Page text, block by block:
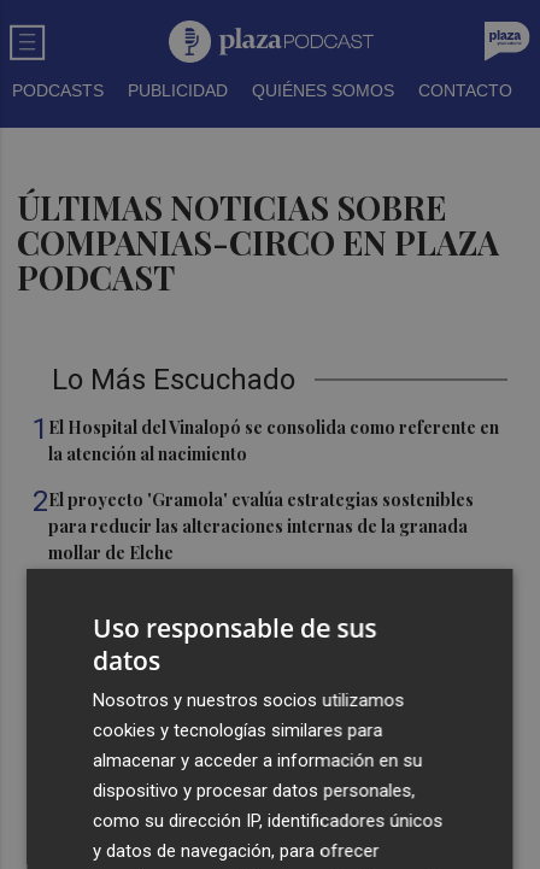
PODCASTS PUBLICIDAD QUIÉNES SOMOS CONTACTO
ÚLTIMAS NOTICIAS SOBRE
COMPANIAS-CIRCO EN PLAZA
PODCAST
Lo Más Escuchado
1 El Hospital del Vinalopó se consolida como referente en
la atención al nacimiento
2El proyecto 'Gramola' evalúa estrategias sostenibles
para reducir las alteraciones internas de la granada
mollar de Elche
festival Epicentro de Mula
UPCT Makers culmina con éxito un catamarán para
monitorizar el Mar Menor y ya prepara un dron
submarino autónomo
Una batea clochinera se hunde y otra sufre daños en un
incidente con un buque en el puerto de Valencia
Uso responsable de sus
datos
Nosotros y nuestros socios utilizamos
cookies y tecnologías similares para
almacenar y acceder a información en su
dispositivo y procesar datos personales,
como su dirección IP, identificadores únicos
y datos de navegación, para ofrecer